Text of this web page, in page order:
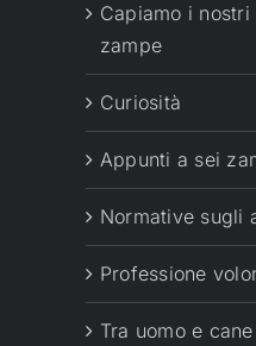
Capiamo i
zampe
Curiosità
Appunti a sei
Normative sugli
Professione
Tra uomo e